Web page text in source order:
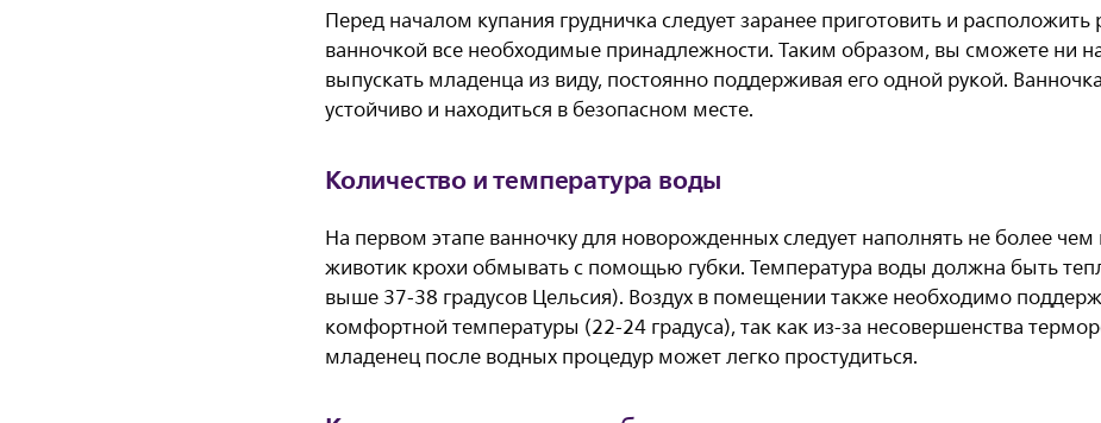
Перед началом купания грудничка следует заранее приготовить и расположить
ванночкой все необходимые принадлежности. Таким образом, вы сможете ни
выпускать младенца из виду, постоянно поддерживая его одной рукой.
устойчиво и находиться в безопасном месте.
Количество и температура воды
На первом этапе ванночку для новорожденных следует наполнять не более чем
животик крохи обмывать с помощью губки. Температура воды должна быть
выше 37-38 градусов Цельсия). Воздух в помещении также необходимо
комфортной температуры (22-24 градуса), так как из-за несовершенства
младенец после водных процедур может легко простудиться.